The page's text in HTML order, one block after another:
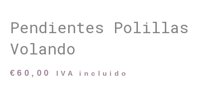
Pendientes Polillas
Volando
€60,00 IVA incluido